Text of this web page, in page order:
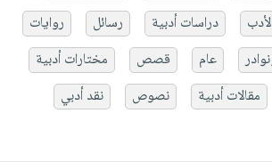
دراسات أدبية رسائل
روايات
عام قصص
مختارات أدبية
مقالات أدبية نصوص نقد أدبي